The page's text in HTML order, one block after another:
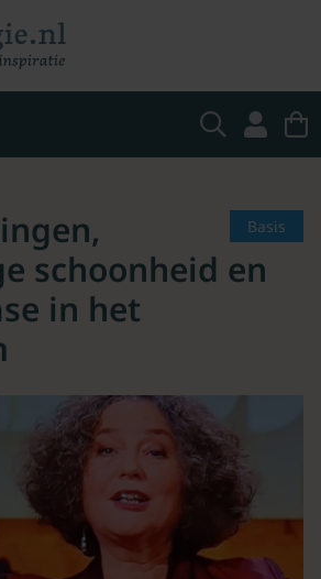
Basis
schoonheid en
in het